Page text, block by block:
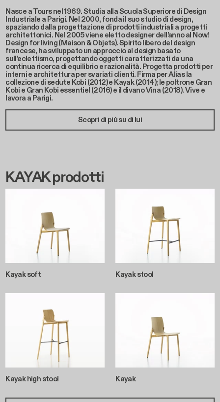
Nasce a Tours nel 1969. Studia alla Scuola Superiore di Design
Industriale a Parigi. Nel 2000, fonda il suo studio di design,
spaziando dalla progettazione di prodotti industriali a progetti
architettonici. Nel 2005 viene eletto designer dell’anno al Now!
Design for living (Maison & Objets). Spirito libero del design
francese, ha sviluppato un approccio al design basato
sull’eclettismo, progettando oggetti caratterizzati da una
continua ricerca di equilibrio e razionalità. Progetta prodotti per
interni e architettura per svariati clienti. Firma per Alias la
collezione di sedute Kobi (2012) e Kayak (2014); le poltrone Gran
Kobi e Gran Kobi essentiel (2016) e il divano Vina (2018). Vive e
lavora a Parigi.
Scopri di più su di lui
KAYAK prodotti
Kayak soft Kayak stool
Kayak high stool Kayak